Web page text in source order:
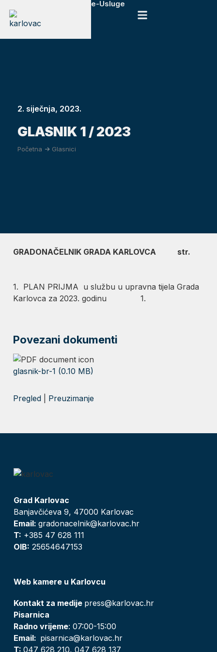
e-Usluge
2. siječnja, 2023.
GLASNIK 1 / 2023
Početna -> Glasnici
GRADONAČELNIK GRADA KARLOVCA str.
1. PLAN PRIJMA u službu u upravna tijela Grada
Karlovca za 2023. godinu 1.
Povezani dokumenti
glasnik-br-1 (0.10 MB)
Pregled Preuzimanje
Grad Karlovac
Banjavčićeva 9, 47000 Karlovac
Email: gradonacelnik@karlovac.hr
T: +385 47 628 111
OIB: 25654647153
Web kamere u Karlovcu
Kontakt za medije press@karlovac.hr
Pisarnica
Radno vrijeme: 07:00-15:00
Email: pisarnica@karlovac.hr
T: 047 628 210, 047 628 137